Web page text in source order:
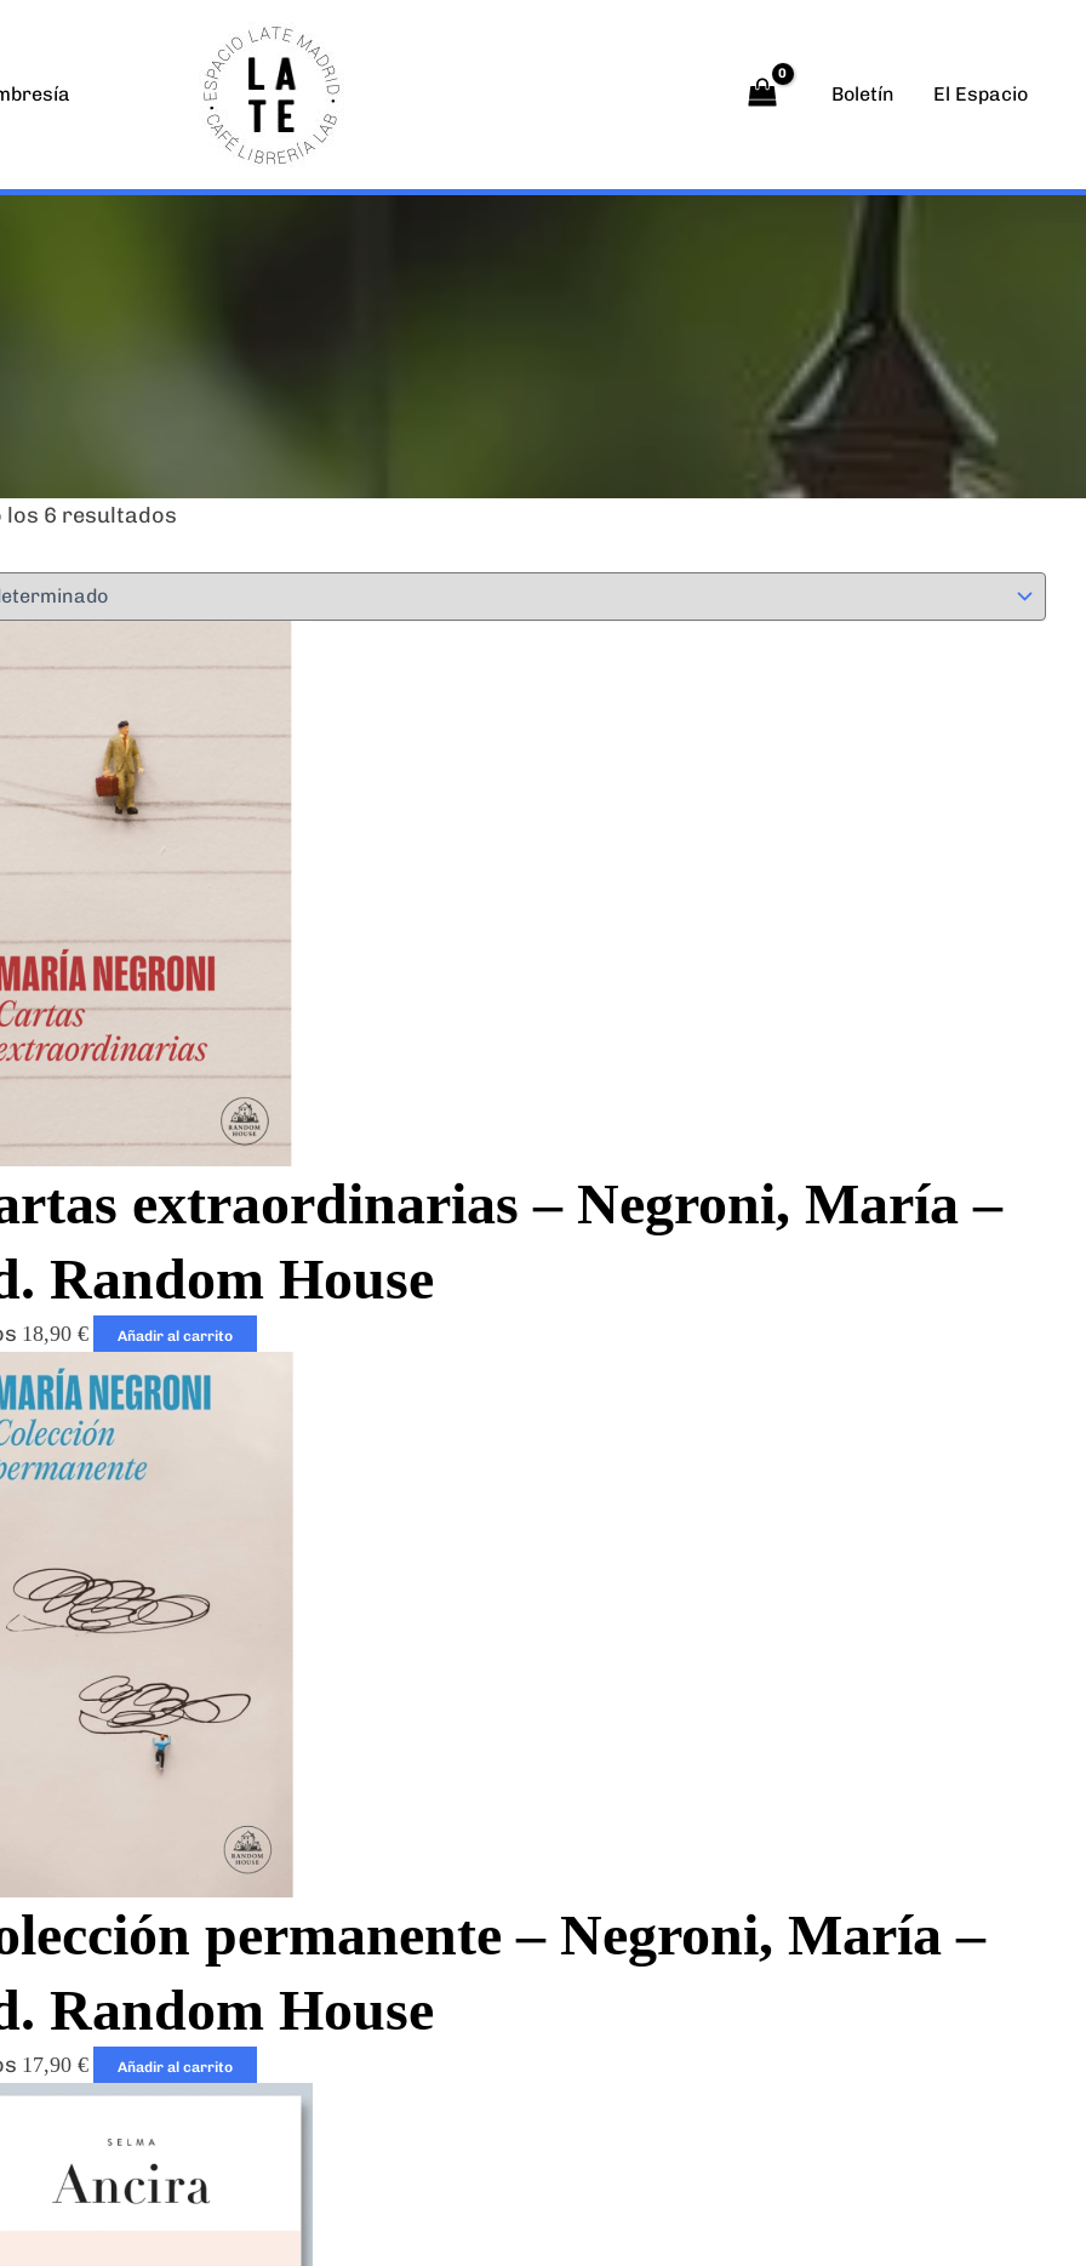
Boletín El Espacio
6 resultados
extraordinarias – Negroni, María –
Random House
18,90 € Añadir al carrito
permanente – Negroni, María –
Random House
17,90 € Añadir al carrito